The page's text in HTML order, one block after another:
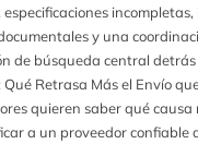
y una
de búsqueda central
Retrasa Más el Envío
quieren saber qué causa
a un proveedor confiable